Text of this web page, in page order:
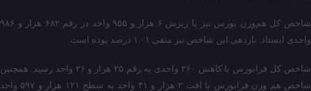
شاخص کل هم‌وزن بورس نیز با ریزش ۶ هزار و ۹۵۵ واحد در رقم ۶۸۲ هزار و ۹۸۶
واحدی ایستاد. بازدهی این شاخص نیز منفی ۱.۰۱ درصد بوده است.
شاخص کل فرابورس با کاهش ۲۶۰ واحدی به رقم ۲۵ هزار و ۲۶ واحد رسید. همچنین
شاخص هم وزن فرابورس با افت ۲ هزار و ۴۱ واحد به سطح ۱۲۱ هزار و ۵۹۷ واحد